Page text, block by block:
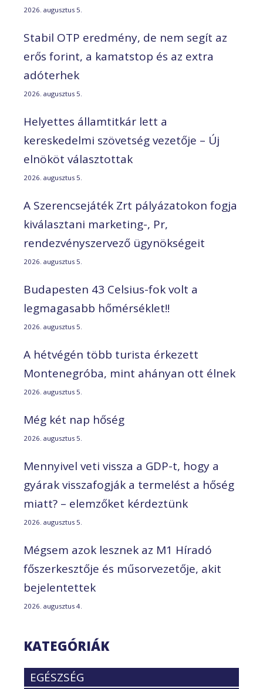
2026. augusztus 5.
Stabil OTP eredmény, de nem segít az
erős forint, a kamatstop és az extra
adóterhek
2026. augusztus 5.
Helyettes államtitkár lett a
kereskedelmi szövetség vezetője – Új
elnököt választottak
2026. augusztus 5.
A Szerencsejáték Zrt pályázatokon fogja
kiválasztani marketing-, Pr,
rendezvényszervező ügynökségeit
2026. augusztus 5.
Budapesten 43 Celsius-fok volt a
legmagasabb hőmérséklet!!
2026. augusztus 5.
A hétvégén több turista érkezett
Montenegróba, mint ahányan ott élnek
2026. augusztus 5.
Még két nap hőség
2026. augusztus 5.
Mennyivel veti vissza a GDP-t, hogy a
gyárak visszafogják a termelést a hőség
miatt? – elemzőket kérdeztünk
2026. augusztus 5.
Mégsem azok lesznek az M1 Híradó
főszerkesztője és műsorvezetője, akit
bejelentettek
2026. augusztus 4.
KATEGÓRIÁK
EGÉSZSÉG